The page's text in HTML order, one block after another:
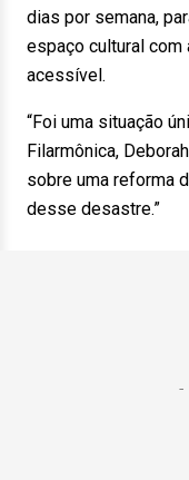
dias por semana,
espaço cultural com
acessível.
“Foi uma situação
Filarmônica,
sobre uma reforma
desse desastre.”